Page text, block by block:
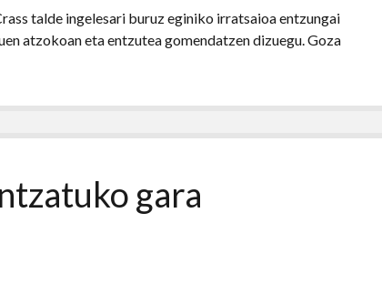
talde ingelesari buruz eginiko irratsaioa entzungai
atzokoan eta entzutea gomendatzen dizuegu. Goza
gara